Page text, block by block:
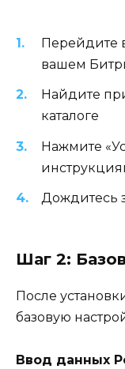
Перейдите
вашем
Найдите
каталоге
Нажмите
Дождитесь
Шаг 2:
После
базовую
Ввод данных